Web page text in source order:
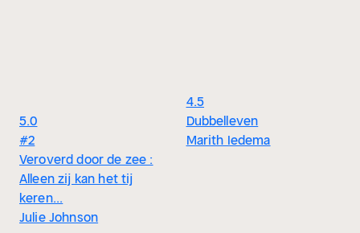
5.0
#2
Veroverd door de zee :
Alleen zij kan het tij
keren...
Julie Johnson
4.5
Dubbelleven
Marith Iedema